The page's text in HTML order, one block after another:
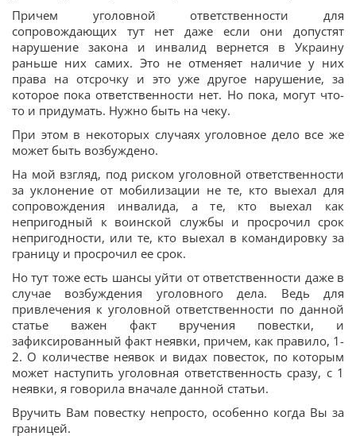
Причем уголовной ответственности для
сопровождающих тут нет даже если они допустят
нарушение закона и инвалид вернется в Украину
раньше них самих. Это не отменяет наличие у них
права на отсрочку и это уже другое нарушение, за
которое пока ответственности нет. Но пока, могут что-
то и придумать. Нужно быть на чеку.
При этом в некоторых случаях уголовное дело все же
может быть возбуждено.
На мой взгляд, под риском уголовной ответственности
за уклонение от мобилизации не те, кто выехал для
сопровождения инвалида, а те, кто выехал как
непригодный к воинской службы и просрочил срок
непригодности, или те, кто выехал в командировку за
границу и просрочил ее срок.
Но тут тоже есть шансы уйти от ответственности даже в
случае возбуждения уголовного дела. Ведь для
привлечения к уголовной ответственности по данной
статье важен факт вручения повестки, и
зафиксированный факт неявки, причем, как правило, 1-
2. О количестве неявок и видах повесток, по которым
может наступить уголовная ответственность сразу, с 1
неявки, я говорила вначале данной статьи.
Вручить Вам повестку непросто, особенно когда Вы за
границей.